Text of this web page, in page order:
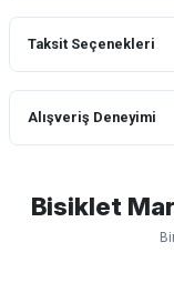
Taksit Seçenekleri
Alışveriş Deneyimi
lastik yanak kısmından 3cm
normal sürüşe uygun
Bisiklet